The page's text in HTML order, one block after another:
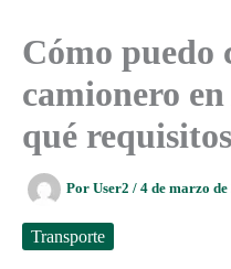
Cómo puedo
camionero
qué
Por User2 / 4 de marzo de
Transporte